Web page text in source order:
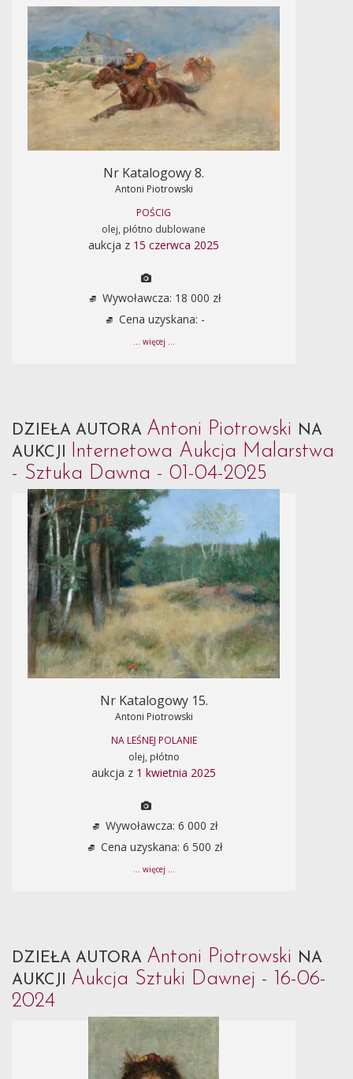
Nr Katalogowy 8.
Antoni Piotrowski
POŚCIG
olej, płótno dublowane
aukcja z 15 czerwca 2025
Wywoławcza: 18 000 zł
Cena uzyskana: -
... więcej ...
DZIEŁA AUTORA Antoni Piotrowski NA
AUKCJI Internetowa Aukcja Malarstwa
- Sztuka Dawna - 01-04-2025
Nr Katalogowy 15.
Antoni Piotrowski
NA LEŚNEJ POLANIE
olej, płótno
aukcja z 1 kwietnia 2025
Wywoławcza: 6 000 zł
Cena uzyskana: 6 500 zł
... więcej ...
DZIEŁA AUTORA Antoni Piotrowski NA
AUKCJI Aukcja Sztuki Dawnej - 16-06-
2024